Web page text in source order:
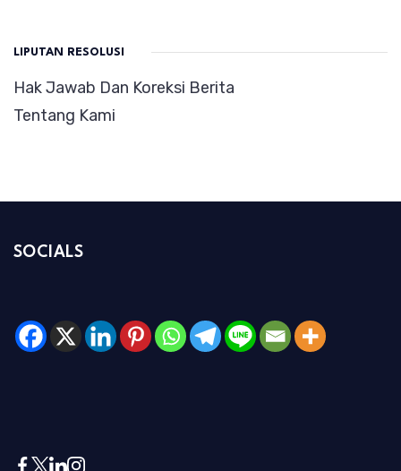
LIPUTAN RESOLUSI
Hak Jawab Dan Koreksi Berita
Tentang Kami
SOCIALS